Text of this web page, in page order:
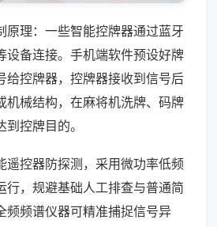
原理：一些智能控牌器通过蓝牙
设备连接。手机端软件预设好牌
给控牌器，控牌器接收到信号后
机械结构，在麻将机洗牌、码牌
控牌目的。
遥控器防探测，采用微功率低频
行，规避基础人工排查与普通简
频频谱仪器可精准捕捉信号异